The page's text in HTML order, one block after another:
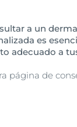
a un
es
adecuado a
página de